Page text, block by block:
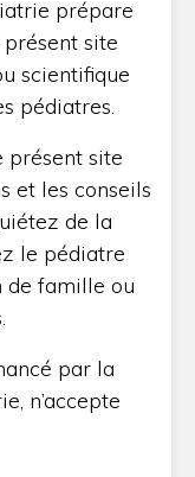
prépare
site
scientifique
pédiatres.
présent site
et les conseils
de la
le pédiatre
de famille ou
par la
n’accepte